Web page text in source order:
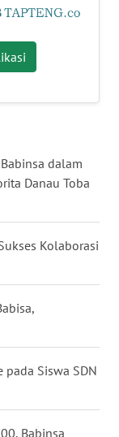
dalam
Danau Toba
Kolaborasi
pada Siswa SDN
Babinsa